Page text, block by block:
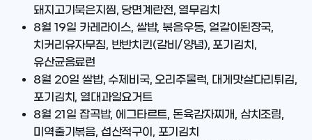
돼지고기묵은지찜, 당면계란전, 열무김치
8월 19일 카레라이스, 쌀밥, 볶음우동, 얼갈이된장국,
치커리유자무침, 반반치킨(갈비/양념), 포기김치,
유산균음료런
8월 20일 쌀밥, 수제비국, 오리주물럭, 대게맛살다리튀김,
포기김치, 열대과일요거트
8월 21일 잡곡밥, 에그타르트, 돈육감자찌개, 삼치조림,
미역줄기볶음, 섭산적구이, 포기김치